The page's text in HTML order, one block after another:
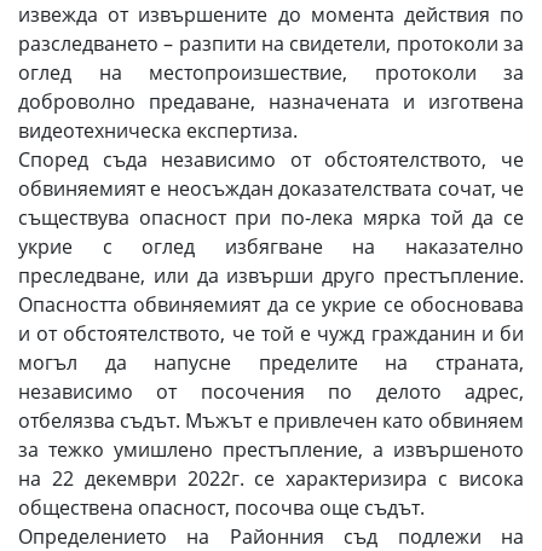
извежда от извършените до момента действия по
разследването – разпити на свидетели, протоколи за
оглед на местопроизшествие, протоколи за
доброволно предаване, назначената и изготвена
видеотехническа експертиза.
Според съда независимо от обстоятелството, че
обвиняемият е неосъждан доказателствата сочат, че
съществува опасност при по-лека мярка той да се
укрие с оглед избягване на наказателно
преследване, или да извърши друго престъпление.
Опасността обвиняемият да се укрие се обосновава
и от обстоятелството, че той е чужд гражданин и би
могъл да напусне пределите на страната,
независимо от посочения по делото адрес,
отбелязва съдът. Мъжът е привлечен като обвиняем
за тежко умишлено престъпление, а извършеното
на 22 декември 2022г. се характеризира с висока
обществена опасност, посочва още съдът.
Определението на Районния съд подлежи на